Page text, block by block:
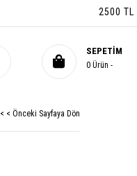
2500 TL
SEPETIM
0 Ürün
< < Önceki Sayfaya Dön